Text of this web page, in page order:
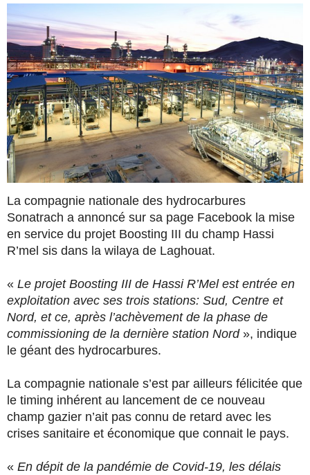
La compagnie nationale des hydrocarbures
Sonatrach a annoncé sur sa page Facebook la mise
en service du projet Boosting III du champ Hassi
R’mel sis dans la wilaya de Laghouat.
« Le projet Boosting III de Hassi R’Mel est entrée en
exploitation avec ses trois stations: Sud, Centre et
Nord, et ce, après l’achèvement de la phase de
commissioning de la dernière station Nord », indique
le géant des hydrocarbures.
La compagnie nationale s’est par ailleurs félicitée que
le timing inhérent au lancement de ce nouveau
champ gazier n’ait pas connu de retard avec les
crises sanitaire et économique que connait le pays.
« En dépit de la pandémie de Covid-19, les délais